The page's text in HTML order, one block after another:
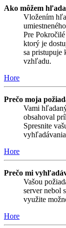
Ako môžem
Vložením
Pre
ktorý je
sa
vzhľadu.
Hore
Prečo moja
Vami
obsahoval
Spresnite
Hore
Prečo mi
Vašou
server nebol
využite
Hore